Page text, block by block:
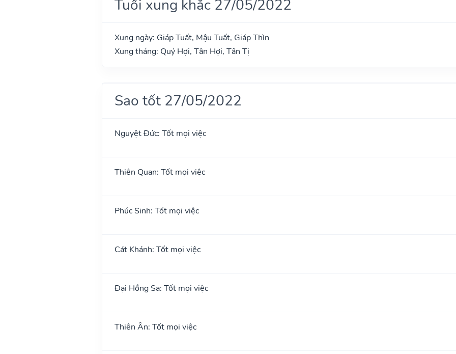
Tuổi xung khắc 27/05/2022
Xung ngày: Giáp Tuất, Mậu Tuất, Giáp Thìn
Xung tháng: Quý Hợi, Tân Hợi, Tân Tị
Sao tốt 27/05/2022
Nguyệt Đức: Tốt mọi việc
Thiên Quan: Tốt mọi việc
Phúc Sinh: Tốt mọi việc
Cát Khánh: Tốt mọi việc
Đại Hồng Sa: Tốt mọi việc
Thiên Ân: Tốt mọi việc